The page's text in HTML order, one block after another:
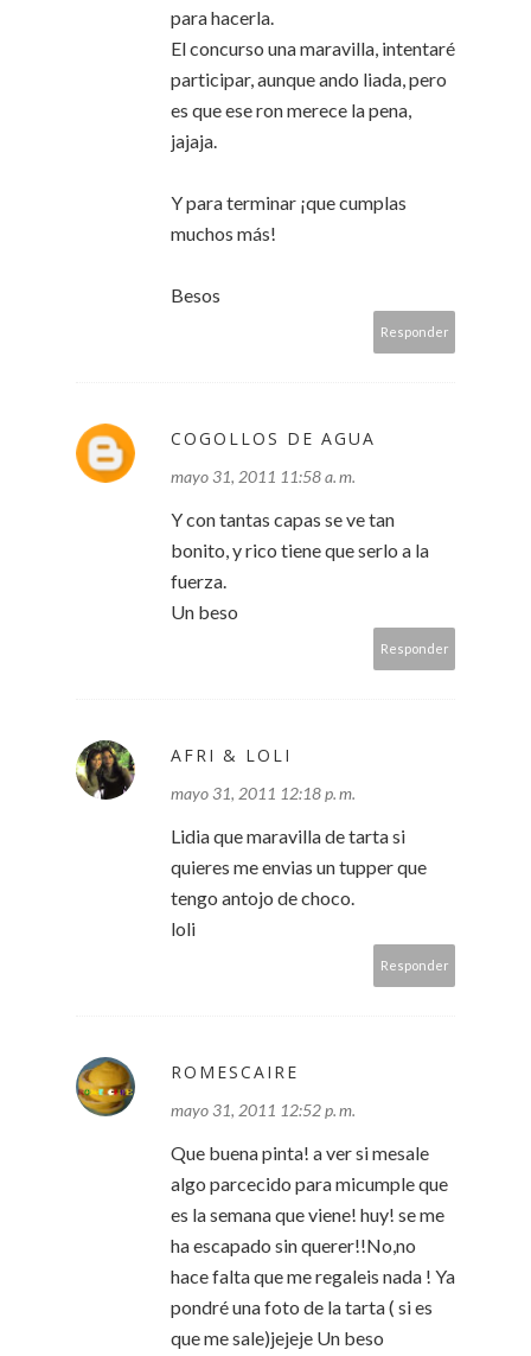
para hacerla.
El concurso una maravilla, intentaré
participar, aunque ando liada, pero
es que ese ron merece la pena,
jajaja.
Y para terminar ¡que cumplas
muchos más!
Besos
Responder
COGOLLOS DE AGUA
mayo 31, 2011 11:58 a. m.
Y con tantas capas se ve tan
bonito, y rico tiene que serlo a la
fuerza.
Un beso
Responder
AFRI & LOLI
mayo 31, 2011 12:18 p. m.
Lidia que maravilla de tarta si
quieres me envias un tupper que
tengo antojo de choco.
loli
Responder
ROMESCAIRE
mayo 31, 2011 12:52 p. m.
Que buena pinta! a ver si mesale
algo parcecido para micumple que
es la semana que viene! huy! se me
ha escapado sin querer!!No,no
hace falta que me regaleis nada ! Ya
pondré una foto de la tarta ( si es
que me sale)jejeje Un beso